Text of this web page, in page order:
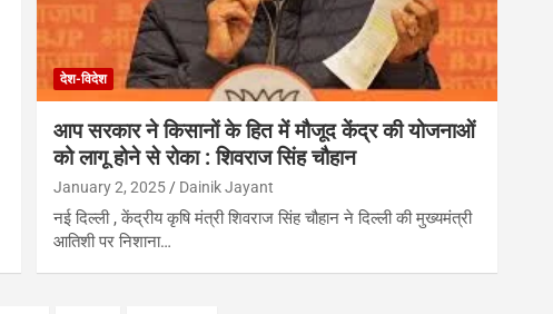
देश-विदेश
आप सरकार ने किसानों के हित में मौजूद केंद्र की योजनाओं
को लागू होने से रोका : शिवराज सिंह चौहान
January 2, 2025 Dainik Jayant
नई दिल्ली , केंद्रीय कृषि मंत्री शिवराज सिंह चौहान ने दिल्ली की मुख्यमंत्री
आतिशी पर निशाना…